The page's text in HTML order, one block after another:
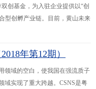
创基金，为入驻企业提供以“创
型创孵产业链。目前，黄山未来
、先进制造等高新技术产业。
工业投资同比增长10%，其中
万美元，同比增长
年第12期）
领域的空白，使我国在强流质子
域实现了重大跨越。CSNS是粤